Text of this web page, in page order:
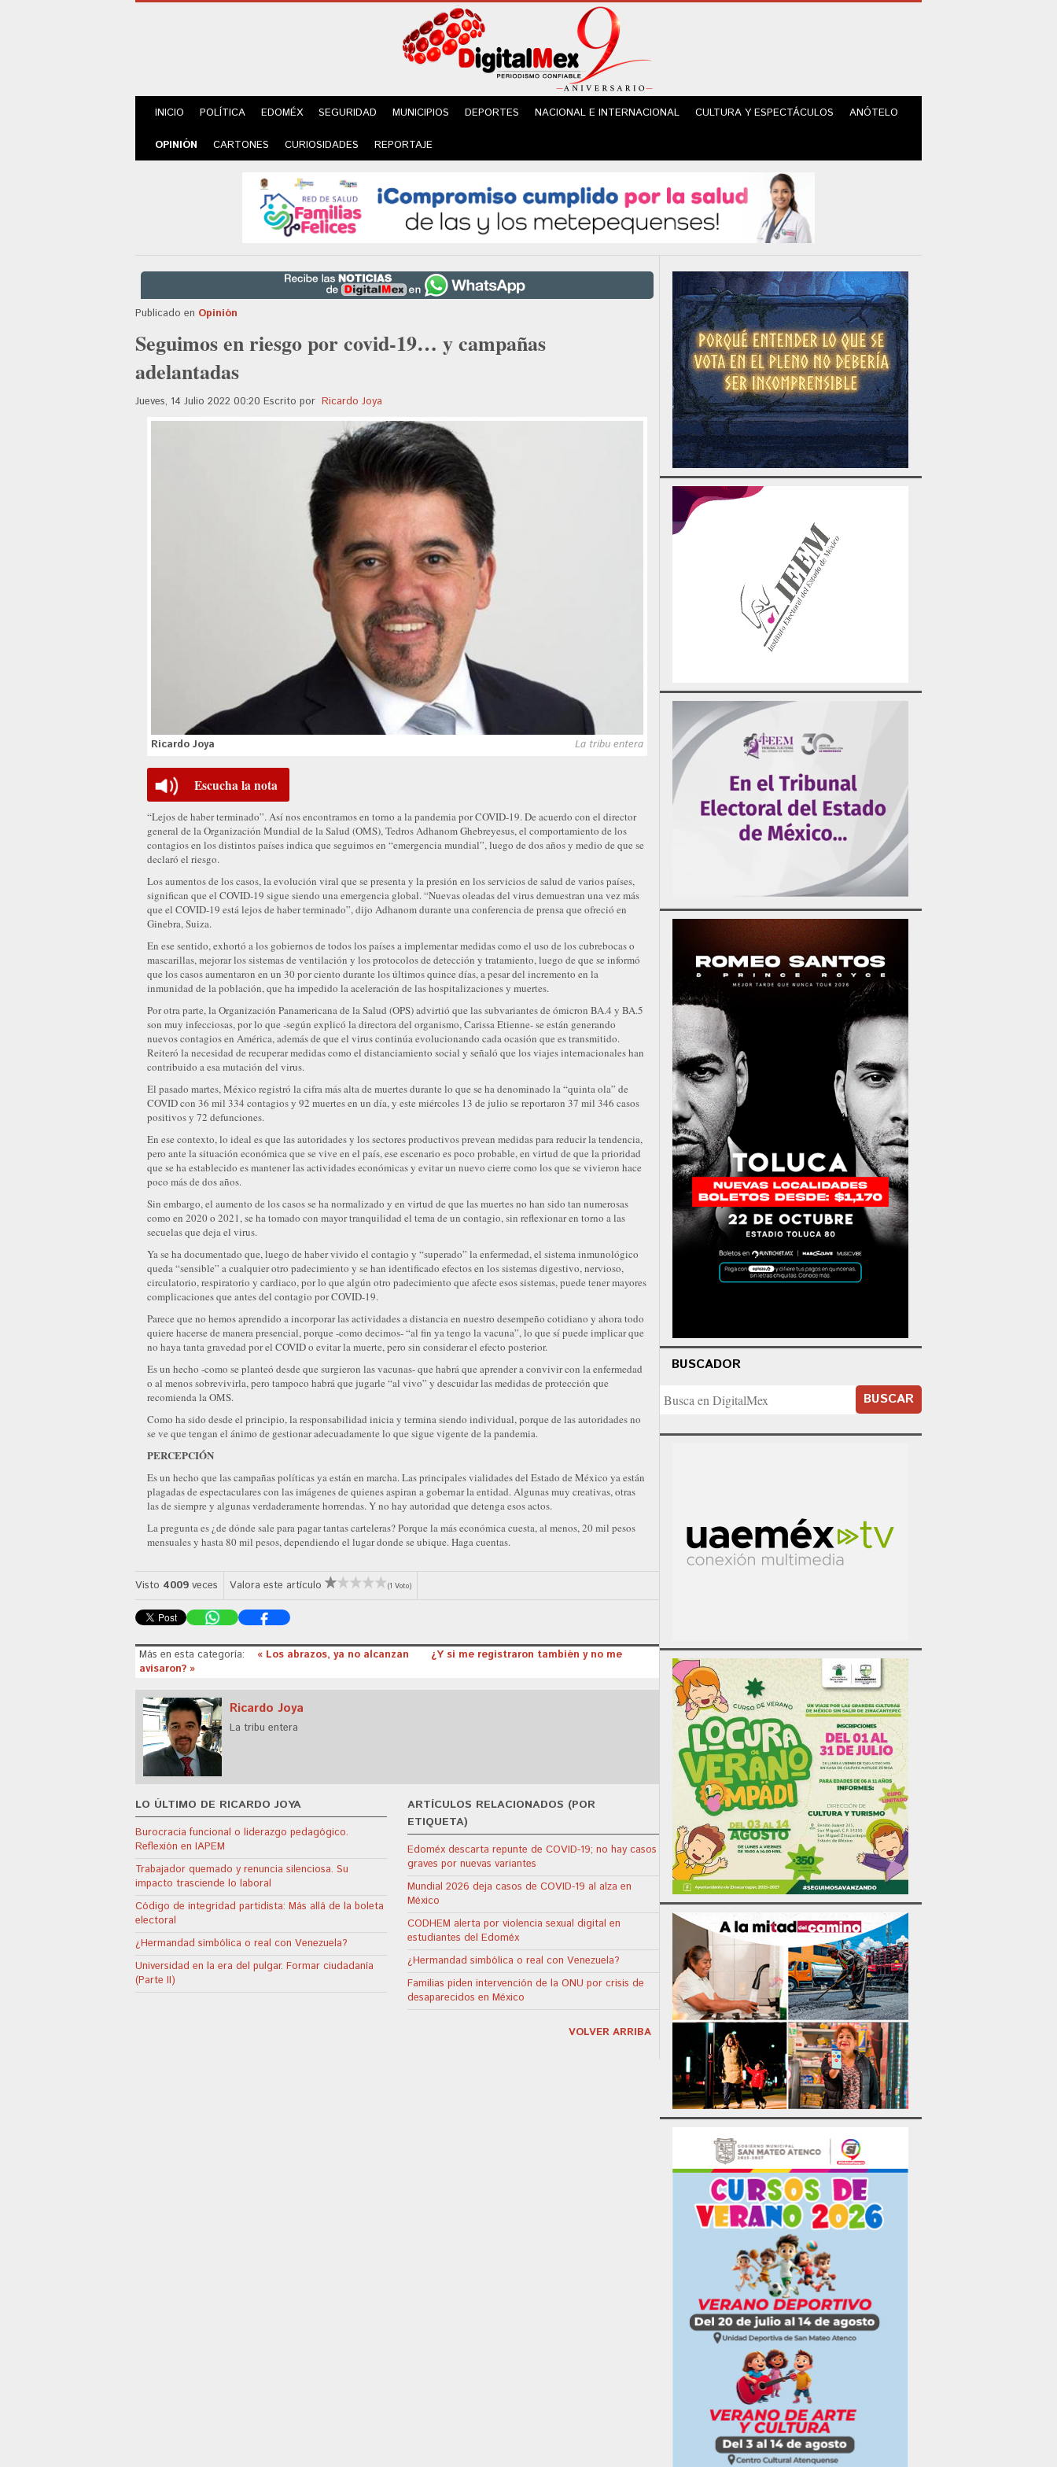
INICIO POLÍTICA EDOMÉX SEGURIDAD MUNICIPIOS DEPORTES NACIONAL E INTERNACIONAL CULTURA Y ESPECTÁCULOS ANÓTELO
OPINIÓN CARTONES CURIOSIDADES REPORTAJE
Publicado en Opinión
Seguimos en riesgo por covid-19… y campañas
adelantadas
Jueves, 14 Julio 2022 00:20 Escrito por Ricardo Joya
Ricardo Joya La tribu entera
Escucha la nota
“Lejos de haber terminado”. Así nos encontramos en torno a la pandemia por COVID-19. De acuerdo con el director
general de la Organización Mundial de la Salud (OMS), Tedros Adhanom Ghebreyesus, el comportamiento de los
contagios en los distintos países indica que seguimos en “emergencia mundial”, luego de dos años y medio de que se
declaró el riesgo.
Los aumentos de los casos, la evolución viral que se presenta y la presión en los servicios de salud de varios países,
significan que el COVID-19 sigue siendo una emergencia global. “Nuevas oleadas del virus demuestran una vez más
que el COVID-19 está lejos de haber terminado”, dijo Adhanom durante una conferencia de prensa que ofreció en
Ginebra, Suiza.
En ese sentido, exhortó a los gobiernos de todos los países a implementar medidas como el uso de los cubrebocas o
mascarillas, mejorar los sistemas de ventilación y los protocolos de detección y tratamiento, luego de que se informó
que los casos aumentaron en un 30 por ciento durante los últimos quince días, a pesar del incremento en la
inmunidad de la población, que ha impedido la aceleración de las hospitalizaciones y muertes.
Por otra parte, la Organización Panamericana de la Salud (OPS) advirtió que las subvariantes de ómicron BA.4 y BA.5
son muy infecciosas, por lo que -según explicó la directora del organismo, Carissa Etienne- se están generando
nuevos contagios en América, además de que el virus continúa evolucionando cada ocasión que es transmitido.
Reiteró la necesidad de recuperar medidas como el distanciamiento social y señaló que los viajes internacionales han
contribuido a esa mutación del virus.
El pasado martes, México registró la cifra más alta de muertes durante lo que se ha denominado la “quinta ola” de
COVID con 36 mil 334 contagios y 92 muertes en un día, y este miércoles 13 de julio se reportaron 37 mil 346 casos
positivos y 72 defunciones.
En ese contexto, lo ideal es que las autoridades y los sectores productivos prevean medidas para reducir la tendencia,
pero ante la situación económica que se vive en el país, ese escenario es poco probable, en virtud de que la prioridad
que se ha establecido es mantener las actividades económicas y evitar un nuevo cierre como los que se vivieron hace
poco más de dos años.
Sin embargo, el aumento de los casos se ha normalizado y en virtud de que las muertes no han sido tan numerosas
como en 2020 o 2021, se ha tomado con mayor tranquilidad el tema de un contagio, sin reflexionar en torno a las
secuelas que deja el virus.
Ya se ha documentado que, luego de haber vivido el contagio y “superado” la enfermedad, el sistema inmunológico
queda “sensible” a cualquier otro padecimiento y se han identificado efectos en los sistemas digestivo, nervioso,
circulatorio, respiratorio y cardiaco, por lo que algún otro padecimiento que afecte esos sistemas, puede tener mayores
complicaciones que antes del contagio por COVID-19.
Parece que no hemos aprendido a incorporar las actividades a distancia en nuestro desempeño cotidiano y ahora todo
quiere hacerse de manera presencial, porque -como decimos- “al fin ya tengo la vacuna”, lo que sí puede implicar que
no haya tanta gravedad por el COVID o evitar la muerte, pero sin considerar el efecto posterior.
Es un hecho -como se planteó desde que surgieron las vacunas- que habrá que aprender a convivir con la enfermedad
o al menos sobrevivirla, pero tampoco habrá que jugarle “al vivo” y descuidar las medidas de protección que
recomienda la OMS.
Como ha sido desde el principio, la responsabilidad inicia y termina siendo individual, porque de las autoridades no
se ve que tengan el ánimo de gestionar adecuadamente lo que sigue vigente de la pandemia.
PERCEPCIÓN
Es un hecho que las campañas políticas ya están en marcha. Las principales vialidades del Estado de México ya están
plagadas de espectaculares con las imágenes de quienes aspiran a gobernar la entidad. Algunas muy creativas, otras
las de siempre y algunas verdaderamente horrendas. Y no hay autoridad que detenga esos actos.
La pregunta es ¿de dónde sale para pagar tantas carteleras? Porque la más económica cuesta, al menos, 20 mil pesos
mensuales y hasta 80 mil pesos, dependiendo el lugar donde se ubique. Haga cuentas.
Visto 4009 veces Valora este artículo (1 Voto)
Más en esta categoría: « Los abrazos, ya no alcanzan
¿Y si me registraron también y no me
avisaron? »
Ricardo Joya
La tribu entera
LO ÚLTIMO DE RICARDO JOYA
Burocracia funcional o liderazgo pedagógico.
Reflexión en IAPEM
Trabajador quemado y renuncia silenciosa. Su
impacto trasciende lo laboral
Código de integridad partidista: Más allá de la boleta
electoral
¿Hermandad simbólica o real con Venezuela?
Universidad en la era del pulgar. Formar ciudadanía
(Parte II)
ARTÍCULOS RELACIONADOS (POR
ETIQUETA)
Edoméx descarta repunte de COVID-19; no hay casos
graves por nuevas variantes
Mundial 2026 deja casos de COVID-19 al alza en
México
CODHEM alerta por violencia sexual digital en
estudiantes del Edoméx
¿Hermandad simbólica o real con Venezuela?
Familias piden intervención de la ONU por crisis de
desaparecidos en México
VOLVER ARRIBA
BUSCADOR
BUSCAR